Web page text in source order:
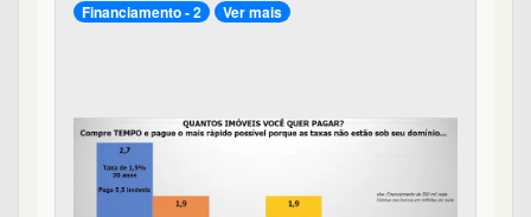
Financiamento - 2 Ver mais